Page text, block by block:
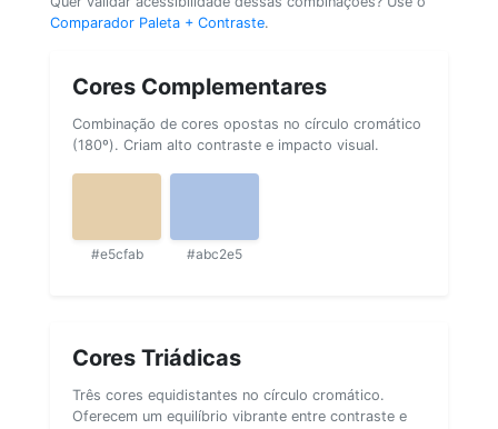
Comparador Paleta + Contraste.
Cores Complementares
Combinação de cores opostas no círculo cromático
(180º). Criam alto contraste e impacto visual.
#e5cfab #abc2e5
Cores Triádicas
Três cores equidistantes no círculo cromático.
Oferecem um equilíbrio vibrante entre contraste e